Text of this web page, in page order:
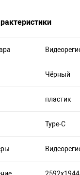
Чёрный
пластик
Type-C
2592х1944